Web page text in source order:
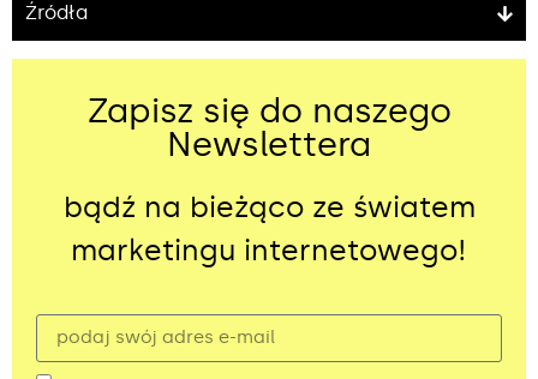
Źródła
Zapisz się do naszego
Newslettera
bądź na bieżąco ze światem
marketingu internetowego!